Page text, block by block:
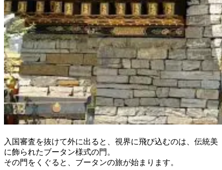
入国審査を抜けて外に出ると、視界に飛び込むのは、伝統美
に飾られたブータン様式の門。
その門をくぐると、ブータンの旅が始まります。